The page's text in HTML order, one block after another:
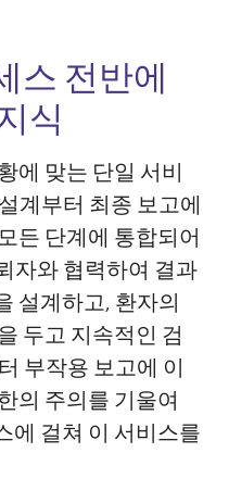
스 전반에
식
에 맞는 단일 서비
계부터 최종 보고에
든 단계에 통합되어
자와 협력하여 결과
설계하고, 환자의
두고 지속적인 검
부작용 보고에 이
의 주의를 기울여
에 걸쳐 이 서비스를